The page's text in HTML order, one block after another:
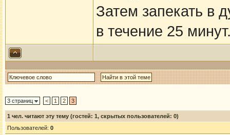
Затем запекать в
в течение 25
3 страниц < 1 2 3
1 чел. читают эту тему (гостей: 1, скрытых пользователей: 0)
Пользователей: 0